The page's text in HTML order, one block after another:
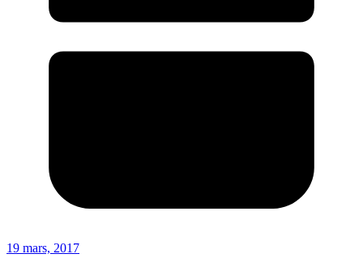
19 mars, 2017